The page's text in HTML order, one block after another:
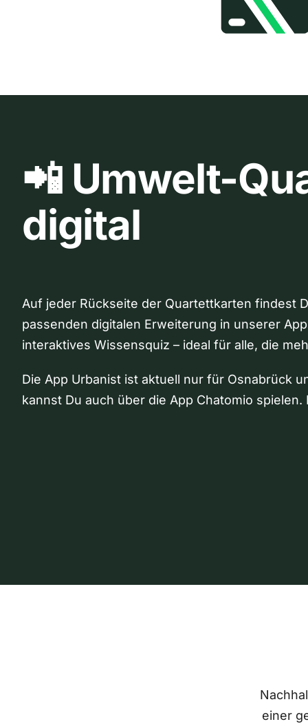
📲 Umwelt-
digital
Auf jeder Rückseite der Quartettkarten findest
passenden digitalen Erweiterung in unserer
interaktives Wissensquiz – ideal für alle, die
Die App Urbanist ist aktuell nur für Osnabrück
kannst Du auch über die App Chatomio
einer